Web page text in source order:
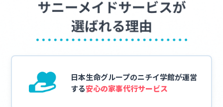
日本生命グループのニチイ学館が運営
する安心の家事代行サービス